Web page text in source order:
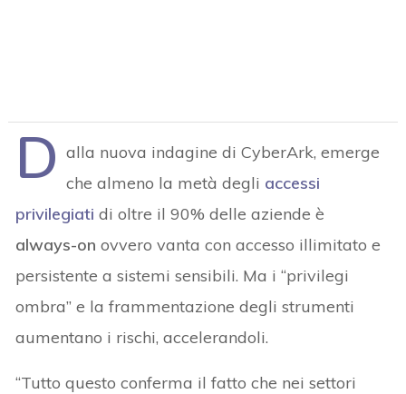
D alla nuova indagine di CyberArk, emerge
che almeno la metà degli accessi
privilegiati di oltre il 90% delle aziende è
always-on ovvero vanta con accesso illimitato e
persistente a sistemi sensibili. Ma i “privilegi
ombra” e la frammentazione degli strumenti
aumentano i rischi, accelerandoli.
“Tutto questo conferma il fatto che nei settori